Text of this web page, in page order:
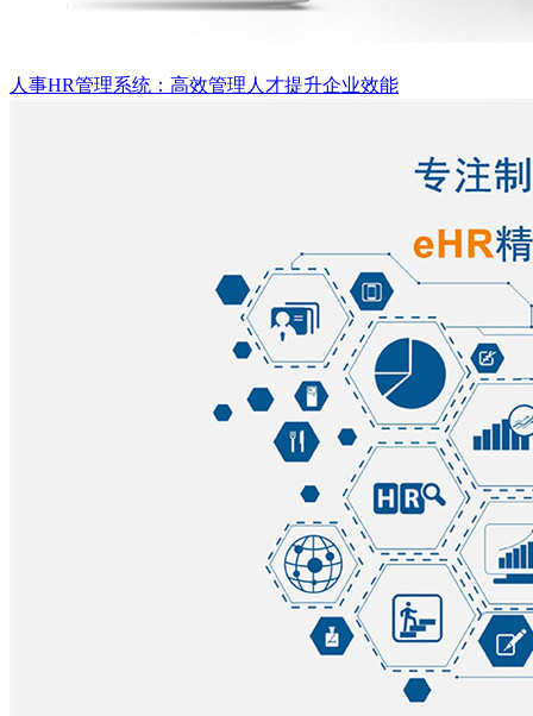
人事HR管理系统：高效管理人才提升企业效能